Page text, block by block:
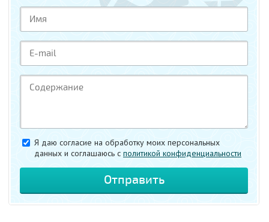
Я даю согласие на обработку моих персональных
данных и соглашаюсь c политикой конфиденциальности